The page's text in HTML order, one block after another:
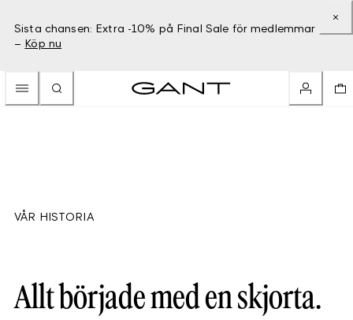
Sista chansen: Extra -10% på Final Sale för medlemmar
– Köp nu
VÅR HISTORIA
Allt började med en skjorta.